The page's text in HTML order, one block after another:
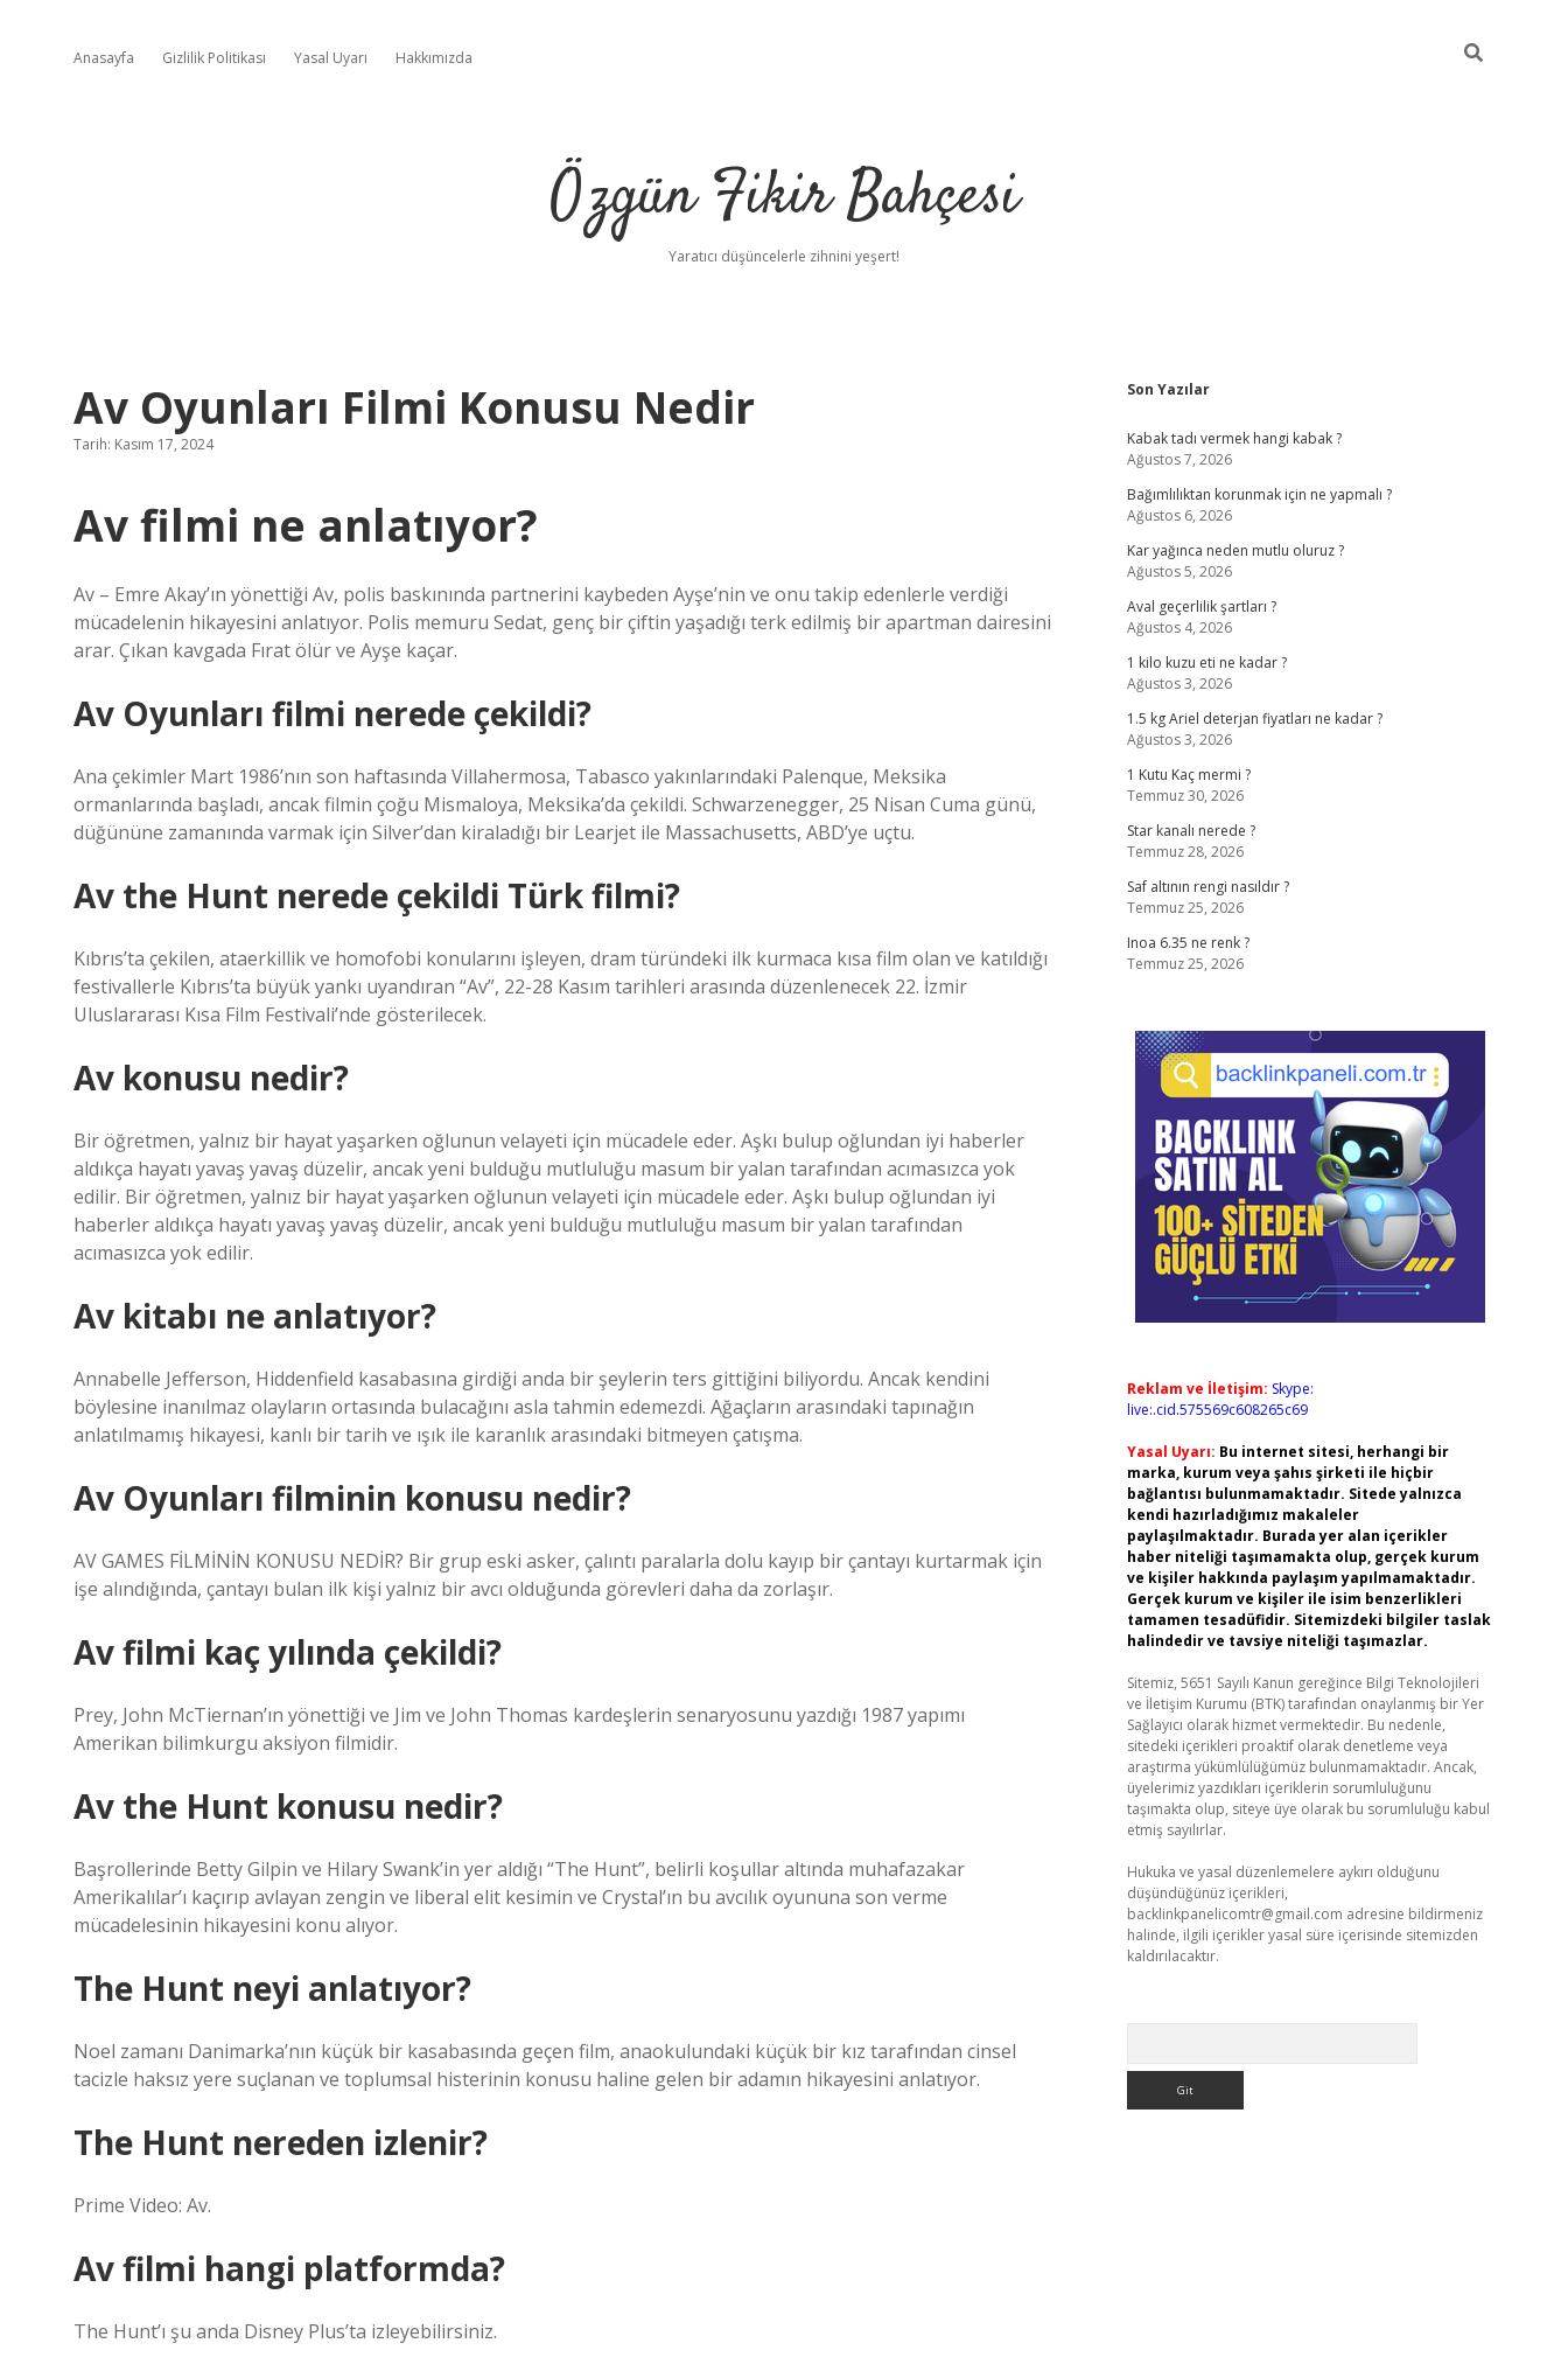
Anasayfa Gizlilik Politikası Yasal Uyarı Hakkımızda
Özgün Fikir Bahçesi
Yaratıcı düşüncelerle zihnini yeşert!
Av Oyunları Filmi Konusu Nedir
Tarih: Kasım 17, 2024
Av filmi ne anlatıyor?
Av – Emre Akay’ın yönettiği Av, polis baskınında partnerini kaybeden Ayşe’nin ve onu takip edenlerle verdiği
mücadelenin hikayesini anlatıyor. Polis memuru Sedat, genç bir çiftin yaşadığı terk edilmiş bir apartman dairesini
arar. Çıkan kavgada Fırat ölür ve Ayşe kaçar.
Av Oyunları filmi nerede çekildi?
Ana çekimler Mart 1986’nın son haftasında Villahermosa, Tabasco yakınlarındaki Palenque, Meksika
ormanlarında başladı, ancak filmin çoğu Mismaloya, Meksika’da çekildi. Schwarzenegger, 25 Nisan Cuma günü,
düğününe zamanında varmak için Silver’dan kiraladığı bir Learjet ile Massachusetts, ABD’ye uçtu.
Av the Hunt nerede çekildi Türk filmi?
Kıbrıs’ta çekilen, ataerkillik ve homofobi konularını işleyen, dram türündeki ilk kurmaca kısa film olan ve katıldığı
festivallerle Kıbrıs’ta büyük yankı uyandıran “Av”, 22-28 Kasım tarihleri ​​arasında düzenlenecek 22. İzmir
Uluslararası Kısa Film Festivali’nde gösterilecek.
Av konusu nedir?
Bir öğretmen, yalnız bir hayat yaşarken oğlunun velayeti için mücadele eder. Aşkı bulup oğlundan iyi haberler
aldıkça hayatı yavaş yavaş düzelir, ancak yeni bulduğu mutluluğu masum bir yalan tarafından acımasızca yok
edilir. Bir öğretmen, yalnız bir hayat yaşarken oğlunun velayeti için mücadele eder. Aşkı bulup oğlundan iyi
haberler aldıkça hayatı yavaş yavaş düzelir, ancak yeni bulduğu mutluluğu masum bir yalan tarafından
acımasızca yok edilir.
Av kitabı ne anlatıyor?
Annabelle Jefferson, Hiddenfield kasabasına girdiği anda bir şeylerin ters gittiğini biliyordu. Ancak kendini
böylesine inanılmaz olayların ortasında bulacağını asla tahmin edemezdi. Ağaçların arasındaki tapınağın
anlatılmamış hikayesi, kanlı bir tarih ve ışık ile karanlık arasındaki bitmeyen çatışma.
Av Oyunları filminin konusu nedir?
AV GAMES FİLMİNİN KONUSU NEDİR? Bir grup eski asker, çalıntı paralarla dolu kayıp bir çantayı kurtarmak için
işe alındığında, çantayı bulan ilk kişi yalnız bir avcı olduğunda görevleri daha da zorlaşır.
Av filmi kaç yılında çekildi?
Prey, John McTiernan’ın yönettiği ve Jim ve John Thomas kardeşlerin senaryosunu yazdığı 1987 yapımı
Amerikan bilimkurgu aksiyon filmidir.
Av the Hunt konusu nedir?
Başrollerinde Betty Gilpin ve Hilary Swank’in yer aldığı “The Hunt”, belirli koşullar altında muhafazakar
Amerikalılar’ı kaçırıp avlayan zengin ve liberal elit kesimin ve Crystal’ın bu avcılık oyununa son verme
mücadelesinin hikayesini konu alıyor.
The Hunt neyi anlatıyor?
Noel zamanı Danimarka’nın küçük bir kasabasında geçen film, anaokulundaki küçük bir kız tarafından cinsel
tacizle haksız yere suçlanan ve toplumsal histerinin konusu haline gelen bir adamın hikayesini anlatıyor.
The Hunt nereden izlenir?
Prime Video: Av.
Av filmi hangi platformda?
The Hunt’ı şu anda Disney Plus’ta izleyebilirsiniz.
Sidebar
Son Yazılar
Kabak tadı vermek hangi kabak ?
Ağustos 7, 2026
Bağımlılıktan korunmak için ne yapmalı ?
Ağustos 6, 2026
Kar yağınca neden mutlu oluruz ?
Ağustos 5, 2026
Aval geçerlilik şartları ?
Ağustos 4, 2026
1 kilo kuzu eti ne kadar ?
Ağustos 3, 2026
1.5 kg Ariel deterjan fiyatları ne kadar ?
Ağustos 3, 2026
1 Kutu Kaç mermi ?
Temmuz 30, 2026
Star kanalı nerede ?
Temmuz 28, 2026
Saf altının rengi nasıldır ?
Temmuz 25, 2026
Inoa 6.35 ne renk ?
Temmuz 25, 2026
Reklam ve İletişim: Skype:
live:.cid.575569c608265c69
Yasal Uyarı: Bu internet sitesi, herhangi bir
marka, kurum veya şahıs şirketi ile hiçbir
bağlantısı bulunmamaktadır. Sitede yalnızca
kendi hazırladığımız makaleler
paylaşılmaktadır. Burada yer alan içerikler
haber niteliği taşımamakta olup, gerçek kurum
ve kişiler hakkında paylaşım yapılmamaktadır.
Gerçek kurum ve kişiler ile isim benzerlikleri
tamamen tesadüfidir. Sitemizdeki bilgiler taslak
halindedir ve tavsiye niteliği taşımazlar.
Sitemiz, 5651 Sayılı Kanun gereğince Bilgi Teknolojileri
ve İletişim Kurumu (BTK) tarafından onaylanmış bir Yer
Sağlayıcı olarak hizmet vermektedir. Bu nedenle,
sitedeki içerikleri proaktif olarak denetleme veya
araştırma yükümlülüğümüz bulunmamaktadır. Ancak,
üyelerimiz yazdıkları içeriklerin sorumluluğunu
taşımakta olup, siteye üye olarak bu sorumluluğu kabul
etmiş sayılırlar.
Hukuka ve yasal düzenlemelere aykırı olduğunu
düşündüğünüz içerikleri,
backlinkpanelicomtr@gmail.com adresine bildirmeniz
halinde, ilgili içerikler yasal süre içerisinde sitemizden
kaldırılacaktır.